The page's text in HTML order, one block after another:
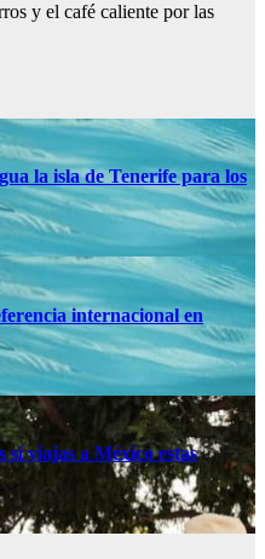
y el café caliente por las
la isla de Tenerife para los
internacional en
viajas a México estas